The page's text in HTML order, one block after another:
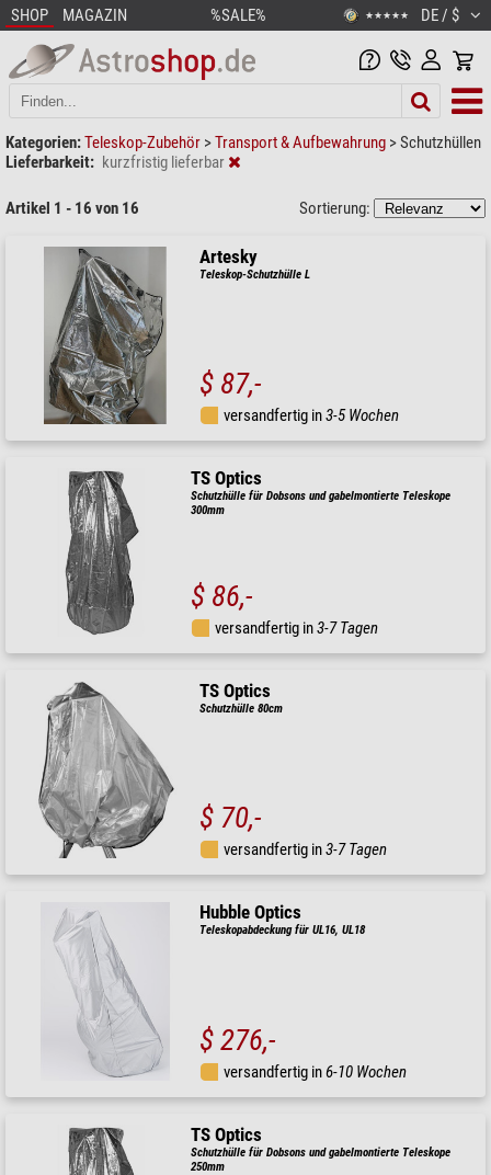
SHOP MAGAZIN %SALE% ★★★★★ DE / $
Kategorien:Teleskop-Zubehör >Transport & Aufbewahrung >Schutzhüllen
Lieferbarkeit: kurzfristig lieferbar
Artikel 1 - 16 von 16 Sortierung:
Artesky
Teleskop-Schutzhülle L
$ 87,-
versandfertig in3-5 Wochen
TS Optics
Schutzhülle für Dobsons und gabelmontierte Teleskope
300mm
$ 86,-
versandfertig in3-7 Tagen
TS Optics
Schutzhülle 80cm
$ 70,-
versandfertig in3-7 Tagen
Hubble Optics
Teleskopabdeckung für UL16, UL18
$ 276,-
versandfertig in6-10 Wochen
TS Optics
Schutzhülle für Dobsons und gabelmontierte Teleskope
250mm